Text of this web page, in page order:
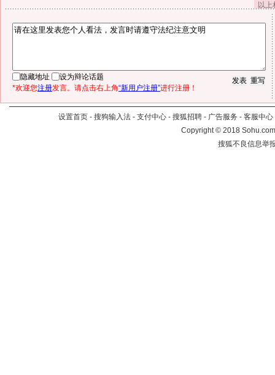
以
隐藏地址
设为辩论话题
*欢迎您注册发言。请点击右上角“新用户注册”进行注册！
设置首页 - 搜狗输入法 - 支付中心 - 搜狐招聘 - 广告服务 - 客服中心
Copyright©2018
搜狐不良信息举